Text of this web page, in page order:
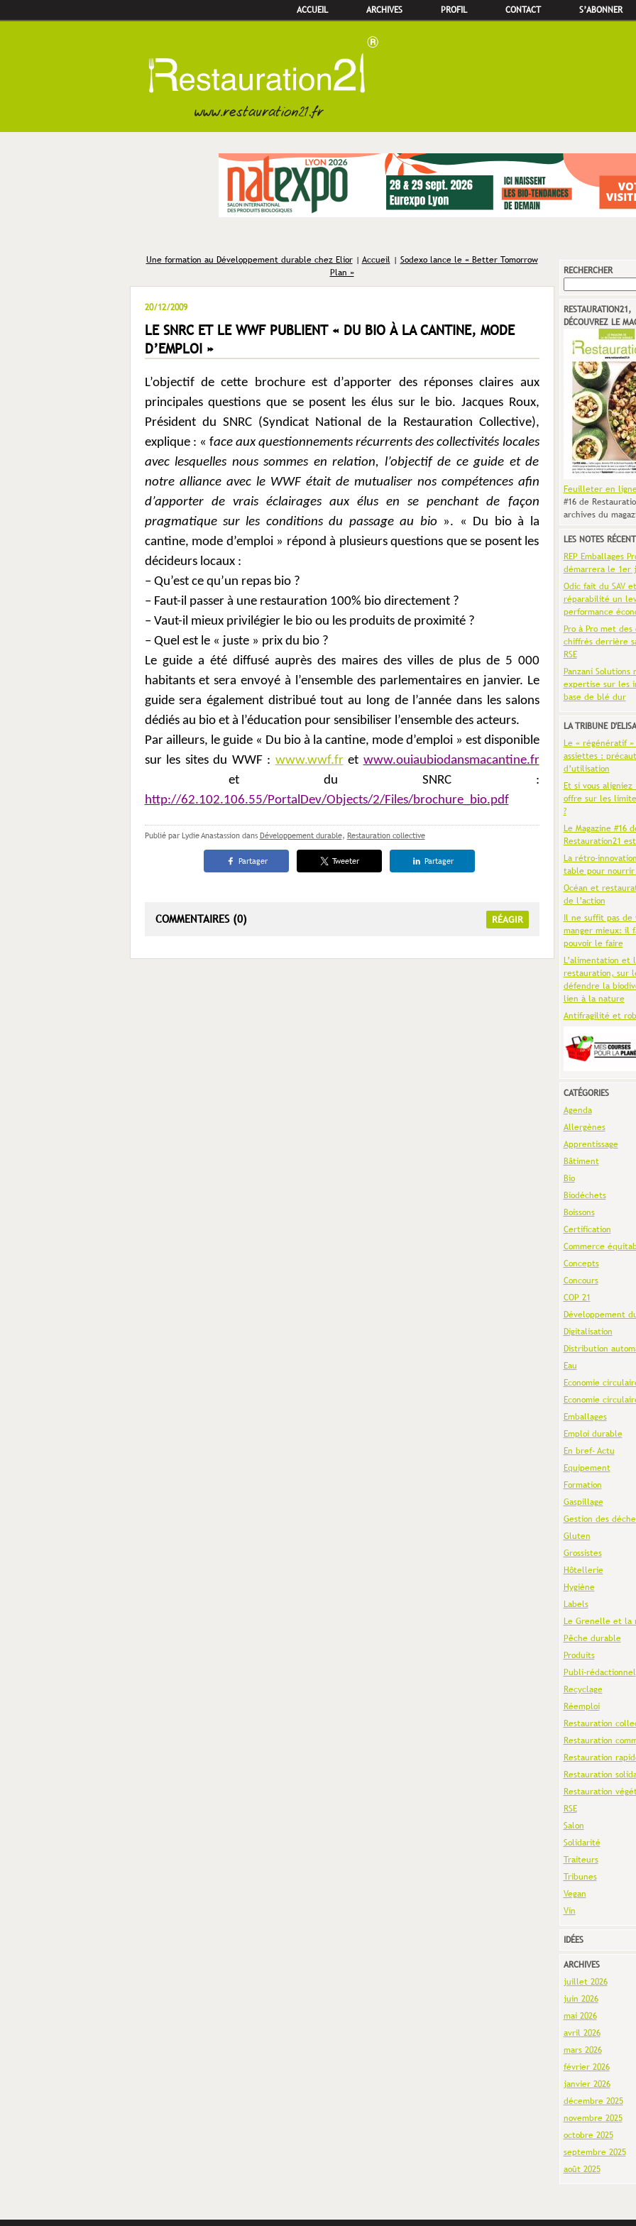
ACCUEIL ARCHIVES PROFIL CONTACT S’ABONNER
Une formation au Développement durable chez Elior| Accueil | Sodexo lance le « Better Tomorrow
Plan »
20/12/2009
LE SNRC ET LE WWF PUBLIENT « DU BIO À LA CANTINE, MODE
D’EMPLOI »
L’objectif de cette brochure est d’apporter des réponses claires aux
principales questions que se posent les élus sur le bio. Jacques Roux,
Président du SNRC (Syndicat National de la Restauration Collective),
explique : « face aux questionnements récurrents des collectivités locales
avec lesquelles nous sommes en relation, l’objectif de ce guide et de
notre alliance avec le WWF était de mutualiser nos compétences afin
d’apporter de vrais éclairages aux élus en se penchant de façon
pragmatique sur les conditions du passage au bio ». « Du bio à la
cantine, mode d’emploi » répond à plusieurs questions que se posent les
décideurs locaux :
– Qu’est ce qu’un repas bio ?
– Faut-il passer à une restauration 100% bio directement ?
– Vaut-il mieux privilégier le bio ou les produits de proximité ?
– Quel est le « juste » prix du bio ?
Le guide a été diffusé auprès des maires des villes de plus de 5 000
habitants et sera envoyé à l’ensemble des parlementaires en janvier. Le
guide sera également distribué tout au long de l’année dans les salons
dédiés au bio et à l’éducation pour sensibiliser l’ensemble des acteurs.
Par ailleurs, le guide « Du bio à la cantine, mode d’emploi » est disponible
sur les sites du WWF : www.wwf.fret www.ouiaubiodansmacantine.fr
et du SNRC :
http://62.102.106.55/PortalDev/Objects/2/Files/brochure_bio.pdf
Publié par Lydie Anastassion dans Développement durable, Restauration collective
Partager Tweeter Partager
COMMENTAIRES (0) RÉAGIR
RECHERCHER
RESTAURATION21,
DÉCOUVREZ LE
Feuilleter en
#16 de
archives du
LES NOTES
REP Emballages
démarrera le 1er
Odic fait du SAV
réparabilité un
performance
Pro à Pro met
chiffrés derrière
RSE
Panzani Solutions
expertise sur les
base de blé dur
LA TRIBUNE
Le « régénératif »
assiettes :
d’utilisation
Et si vous aligniez
offre sur les
?
Le Magazine #16
Restauration21
La rétro-
table pour
Océan et
de l’action
Il ne suffit pas de
manger mieux: il
pouvoir le faire
L’alimentation et
restauration, sur
défendre la
lien à la nature
Antifragilité et
CATÉGORIES
Agenda
Allergènes
Apprentissage
Bâtiment
Bio
Biodéchets
Boissons
Certification
Commerce
Concepts
Concours
COP 21
Développement
Digitalisation
Distribution
Eau
Economie
Economie
Emballages
Emploi durable
En bref- Actu
Equipement
Formation
Gaspillage
Gestion des
Gluten
Grossistes
Hôtellerie
Hygiène
Labels
Le Grenelle et la
Pêche durable
Produits
Publi-rédactionnel
Recyclage
Réemploi
Restauration
Restauration
Restauration
Restauration
Restauration
RSE
Salon
Solidarité
Traiteurs
Tribunes
Vegan
Vin
IDÉES
ARCHIVES
juillet 2026
juin 2026
mai 2026
avril 2026
mars 2026
février 2026
janvier 2026
décembre 2025
novembre 2025
octobre 2025
septembre 2025
août 2025